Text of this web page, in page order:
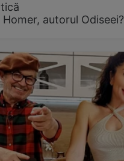
autorul Odiseei?